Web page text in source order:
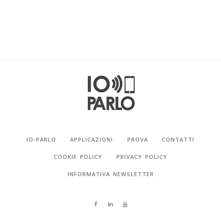
IO-PARLO APPLICAZIONI PROVA CONTATTI
COOKIE POLICY PRIVACY POLICY
INFORMATIVA NEWSLETTER